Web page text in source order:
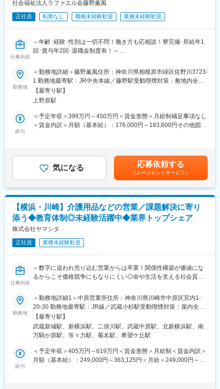
■キャリアパス
のチャレンジも可能。
◎上記他、勤怠管理・小口現金処理といった事務所内の庶務も担
時には倉庫内で福祉用具をピックアップするなど、いわゆるデス
クワークのみの事務職とは異なります。
を求める方に適職の事務職です。
パラマウントベッドホールディングス100％出資会社です。進展
する超高齢化社会に必要不可欠な社会貢献性の高い事業を行って
おり、医療・介護に関わる全ての人が安心できる快適なヘルスケ
ア環境の創造をテーマに事業を展開しています。
変更の範囲：会社の定める業務
社会福祉法人ラファエル会藤野薫風
正社員 転勤なし 職種未経験歓迎 業種未経験歓迎
仕事内容
～年齢･経験･性別は一切不問！働き方も応相談！寮完備･昇給年1
回･賞与年2回･退職金制度有！～
■業務内容：
同施設で入所生活を送っている知的障害を持つ方（60名ほど・平
均年齢45歳くらい）の日常生活の支援及び日中活動等の支援を行
います。
日中は農作業や散歩、入浴の支援などを担当し、夜間は起き出し
の対応などを担当します。
※メイン業務…食事介助・入浴介助・排泄支援・起床及び就寝の支
援・散歩支援・農作業や軽作業の補助等
「健康で笑顔溢れる生活」を送りながら、それぞれの「自己実
現」が達成出来るよう、楽しく・明るく・誠実な支援を提供しま
す。
■キャリアイメージ:
キャリアアップ制度があり、個人の頑張り次第でゆくゆくはリー
ご経験の年数ではなく、ご経験やご評価によって決まります。入
社後は主任を目指していただき、次段階としては課長となりま
■社会福祉法人「ラファエル会」の特徴：
た、同会を利用してみたい、と思ってもらえる方を一人でも二人
でも増やしていくことにあります。
そのためには、利用者に毎日接する職員を大切にしたいと考えて
います。福祉事業は言うまでもなく、人が人に直接サービスを提
供する仕事です。職員は法人の要です。
てもラファエル会で働いてよかった、働き甲斐がある職場だ、風
通しの良い職場だ、と思ってもらえる職場の環境づくりを第一に
勤務地
＜勤務地詳細＞藤野薫風住所：神奈川県相模原市緑区佐野川3723-
1 勤務地最寄駅：JR中央本線／藤野駅受動喫煙対策：敷地内全面
禁煙変更の範囲：会社の定める事業所
【最寄り駅】
上野原駅
給与
＜予定年収＞399万円～450万円＜賃金形態＞月給制補足事項なし
＜賃金内訳＞月額（基本給）：176,000円～183,600円その他固定
モデル月給：２３万円（4年目・一律手当含む）賃金はあくまでも
目安の金額であり、選考を通じて上下する可能性があります。月
給(月額)は固定手当を含めた表記です。
気になる 応募依頼する
（エージェントサービス）
【横浜・川崎】介護用品などの営業／課題解決に寄り
添う◆教育体制◎未経験活躍中◆業界トップシェア
株式会社ヤマシタ
正社員 業種未経験歓迎
仕事内容
～数字に追われ売り込む営業からは卒業！関係性構築が価値にな
るからこそ価格競争にもなりにくい◎命や生活を支える社会貢献
◇自動車ディーラーや保険営業など、他業界からの入社が7割！充
実の研修制度
◇生成AIを活用し再現性の高い営業が可能！チーム制で働きやす
く、且つ質の高いサービスを提供
◇成果とプロセスが評価される明確な評価制度あり！最大年４回
の昇進・昇格制度により、スピード感をもったキャリア形成も可
◇業界トップ級シェア！売上も右肩上がり。2030年に業界No.1に
なることを目指して全国で増員募集
勤務地
＜勤務地詳細1＞中原営業所住所：神奈川県川崎市中原区宮内1-
20-30 勤務地最寄駅：JR線／武蔵小杉駅受動喫煙対策：屋内全面
禁煙＜勤務地詳細2＞横浜港北営業所住所：神奈川県横浜市港北区
新横浜3-24-11 ユニオンビル 4F B号室勤務地最寄駅：JR線／新横
浜駅駅受動喫煙対策：屋内全面禁煙＜勤務地詳細3＞横浜旭営業所
寄駅：相鉄線線／二俣川駅受動喫煙対策：屋内全面禁煙変更の範
囲：会社の定める事業所（リモートワーク含む）
【最寄り駅】
武蔵新城駅、新横浜駅、二俣川駅、武蔵中原駅、北新横浜駅、南
万騎が原駅、等々力駅、菊名駅、希望ケ丘駅
給与
＜予定年収＞405万円～619万円＜賃金形態＞月給制＜賃金内訳＞
月額（基本給）：249,000円～363,125円＜月給＞249,000円～